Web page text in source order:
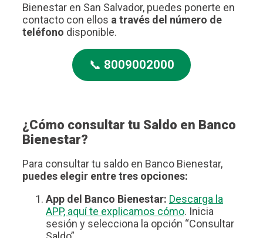
Bienestar en San Salvador, puedes ponerte en
contacto con ellos a través del número de
teléfono disponible.
📞 8009002000
¿Cómo consultar tu Saldo en Banco
Bienestar?
Para consultar tu saldo en Banco Bienestar,
puedes elegir entre tres opciones:
App del Banco Bienestar: Descarga la
APP, aquí te explicamos cómo. Inicia
sesión y selecciona la opción “Consultar